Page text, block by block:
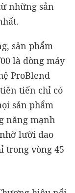
những sản
sản phẩm
là dòng máy
ProBlend
tiến chỉ có
sản phẩm
năng mạnh
lưỡi dao
trong vòng 45